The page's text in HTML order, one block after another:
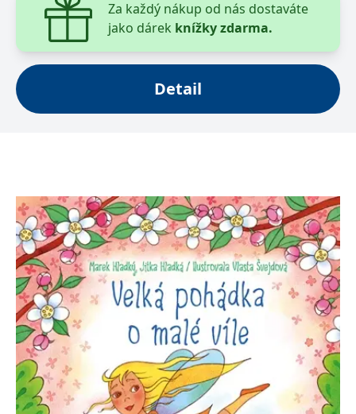
Za každý nákup od nás dostaváte
jako dárek knížky zdarma.
Detail